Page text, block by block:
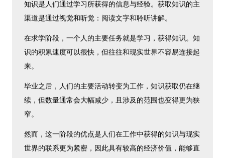
知识是人们通过学习所获得的信息与经验。获取知识的主
渠道是通过视觉和听觉：阅读文字和聆听讲解。
在求学阶段，一个人的主要任务就是学习，获得知识。知
识的积累速度可以很快，但往往和现实世界不容易连接起
来。
毕业之后，人们的主要活动转变为工作，知识获取仍在继
续，但数量通常会大幅减少，且涉及的范围也变得更为狭
窄。
然而，这一阶段的优点是人们在工作中获得的知识与现实
世界的联系更为紧密，因此具有较高的经济价值，能够直